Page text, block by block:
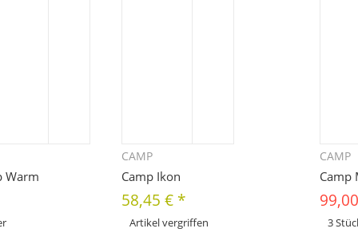
Warm
CAMP
Camp Ikon
58,45 € *
Artikel vergriffen
CAMP
Camp
3